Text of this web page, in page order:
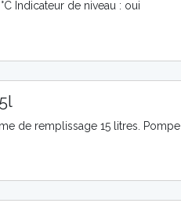
Indicateur de niveau : oui
de remplissage 15 litres. Pompe